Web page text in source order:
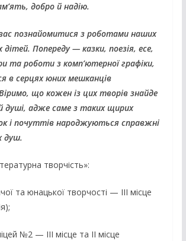
добро й надію.
познайомитися з роботами наших
Попереду — казки, поезія, есе,
та роботи з комп’ютерної графіки,
в серцях юних мешканців
що кожен із цих творів знайде
душі, адже саме з таких щирих
і почуттів народжуються справжні
душ.
творчість»:
та юнацької творчості — ІІІ місце
№2 — ІІІ місце та ІІ місце